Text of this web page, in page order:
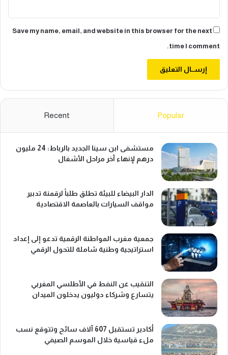
Save my name, email, and website in this browser for the next
time I comment.
Popular
Recent
مستشفى ابن سينا الجديد بالرباط: 24 مليون
درهم لإنهاء آخر مراحل الأشغال
الدار البيضاء للبيئة تطلق طلباً لرقمنة تدبير
مواقف السيارات بالعاصمة الاقتصادية
جمعية مغرب المواطنة الرقمية تدعو إلى إعداد
استراتيجية وطنية شاملة للتحول الرقمي
التنقيب عن النفط في الأطلسي المغربي
يتسارع وشركاء دوليون يدخلون الميدان
أكادير تستقبل 607 آلاف سائح وتتوقع نسب
ملء قياسية خلال الموسم الصيفي